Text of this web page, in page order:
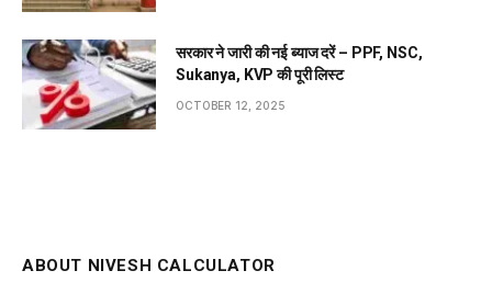
सरकार ने जारी की नई ब्याज दरें – PPF, NSC,
Sukanya, KVP की पूरी लिस्ट
OCTOBER 12, 2025
ABOUT NIVESH CALCULATOR